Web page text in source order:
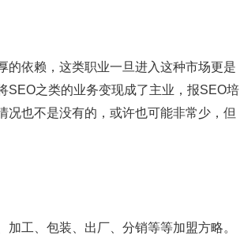
依赖，这类职业一旦进入这种市场更是
SEO之类的业务变现成了主业，报SEO培
况也不是没有的，或许也可能非常少，但
工、包装、出厂、分销等等加盟方略。